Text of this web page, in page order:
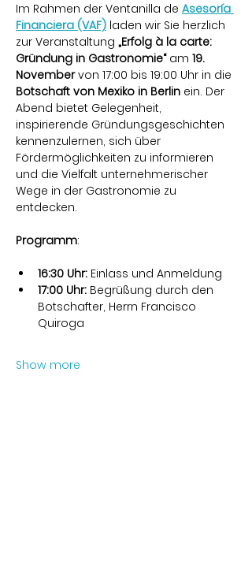
Im Rahmen der Ventanilla de Asesoría
Financiera (VAF) laden wir Sie herzlich
zur Veranstaltung „Erfolg à la carte:
Gründung in Gastronomie“ am 19.
November von 17:00 bis 19:00 Uhr in die
Botschaft von Mexiko in Berlin ein. Der
Abend bietet Gelegenheit,
inspirierende Gründungsgeschichten
kennenzulernen, sich über
Fördermöglichkeiten zu informieren
und die Vielfalt unternehmerischer
Wege in der Gastronomie zu
entdecken.
Programm:
16:30 Uhr: Einlass und Anmeldung
17:00 Uhr: Begrüßung durch den
Botschafter, Herrn Francisco
Quiroga
Show more